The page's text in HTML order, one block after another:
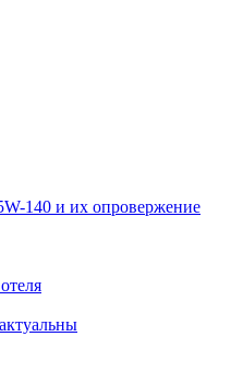
140 и их опровержение